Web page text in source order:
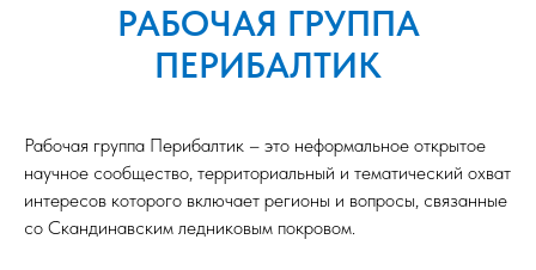
РАБОЧАЯ ГРУППА
ПЕРИБАЛТИК
Рабочая группа Перибалтик – это неформальное открытое
научное сообщество, территориальный и тематический охват
интересов которого включает регионы и вопросы, связанные
со Скандинавским ледниковым покровом.